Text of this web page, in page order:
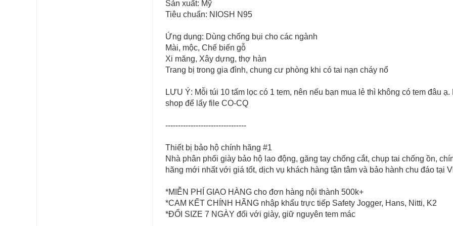
Sản xuất: Mỹ
Tiêu chuẩn: NIOSH N95
Ứng dụng: Dùng chống bụi cho các ngành
Mài, mộc, Chế biến gỗ
Xi măng, Xây dựng, thợ hàn
Trang bị trong gia đình, chung cư phòng khi có tai nạn cháy nổ
LƯU Ý: Mỗi túi 10 tấm lọc có 1 tem, nên nếu bạn mua lẻ thì không có tem đâu ạ.
shop để lấy file CO-CQ
--------------------------------
Thiết bị bảo hộ chính hãng #1
Nhà phân phối giày bảo hộ lao động, găng tay chống cắt, chụp tai chống ồn,
hãng mới nhất với giá tốt, dịch vụ khách hàng tận tâm và bảo hành chu đáo tại
*MIỄN PHÍ GIAO HÀNG cho đơn hàng nội thành 500k+
*CAM KẾT CHÍNH HÃNG nhập khẩu trực tiếp Safety Jogger, Hans, Nitti, K2
*ĐỔI SIZE 7 NGÀY đối với giày, giữ nguyên tem mác